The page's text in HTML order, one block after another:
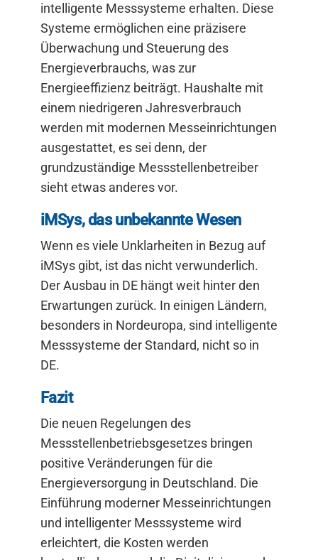
intelligente Messsysteme erhalten. Diese
Systeme ermöglichen eine präzisere
Überwachung und Steuerung des
Energieverbrauchs, was zur
Energieeffizienz beiträgt. Haushalte mit
einem niedrigeren Jahresverbrauch
werden mit modernen Messeinrichtungen
ausgestattet, es sei denn, der
grundzuständige Messstellenbetreiber
sieht etwas anderes vor.
iMSys, das unbekannte Wesen
Wenn es viele Unklarheiten in Bezug auf
iMSys gibt, ist das nicht verwunderlich.
Der Ausbau in DE hängt weit hinter den
Erwartungen zurück. In einigen Ländern,
besonders in Nordeuropa, sind intelligente
Messsysteme der Standard, nicht so in
DE.
Fazit
Die neuen Regelungen des
Messstellenbetriebsgesetzes bringen
positive Veränderungen für die
Energieversorgung in Deutschland. Die
Einführung moderner Messeinrichtungen
und intelligenter Messsysteme wird
erleichtert, die Kosten werden